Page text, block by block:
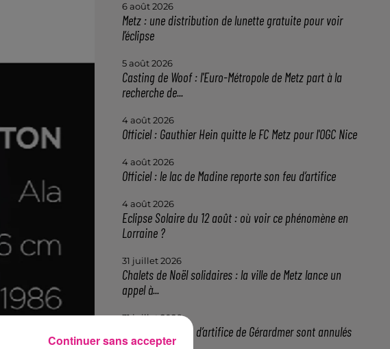
6 août 2026
Metz : une distribution de lunette gratuite pour voir
l’éclipse
5 août 2026
Casting de Woof : l'Euro-Métropole de Metz part à la
recherche de...
4 août 2026
Officiel : Gauthier Hein quitte le FC Metz pour l'OGC Nice
4 août 2026
Officiel : le lac de Madine reporte son feu d’artifice
4 août 2026
Eclipse Solaire du 12 août : où voir ce phénomène en
Lorraine ?
31 juillet 2026
Chalets de Noël solidaires : la ville de Metz lance un
appel à...
31 juillet 2026
Vosges : les feux d’artifice de Gérardmer sont annulés
Continuer sans accepter